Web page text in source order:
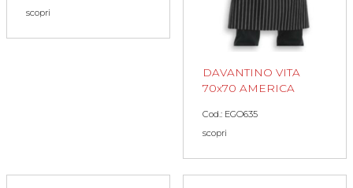
scopri
DAVANTINO VITA
70x70 AMERICA
Cod.: EGO635
scopri